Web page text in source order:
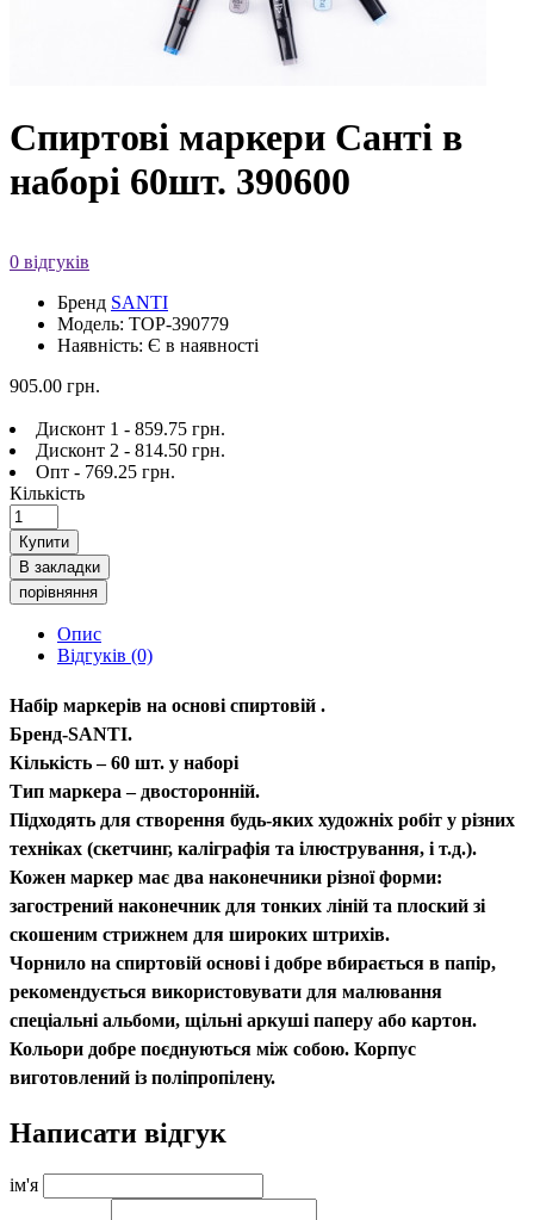
Спиртові маркери Санті в
наборі 60шт. 390600
0 відгуків
Бренд SANTI
Модель: TOP-390779
Наявність: Є в наявності
905.00 грн.
Дисконт 1 - 859.75 грн.
Дисконт 2 - 814.50 грн.
Опт - 769.25 грн.
Кількість
Купити
В закладки
порівняння
Опис
Відгуків (0)
Набір маркерів на основі спиртовій .
Бренд-SANTI.
Кількість – 60 шт. у наборі
Тип маркера – двосторонній.
Підходять для створення будь-яких художніх робіт у різних
техніках (скетчинг, каліграфія та ілюстрування, і т.д.).
Кожен маркер має два наконечники різної форми:
загострений наконечник для тонких ліній та плоский зі
скошеним стрижнем для широких штрихів.
Чорнило на спиртовій основі і добре вбирається в папір,
рекомендується використовувати для малювання
спеціальні альбоми, щільні аркуші паперу або картон.
Кольори добре поєднуються між собою. Корпус
виготовлений із поліпропілену.
Написати відгук
ім'я